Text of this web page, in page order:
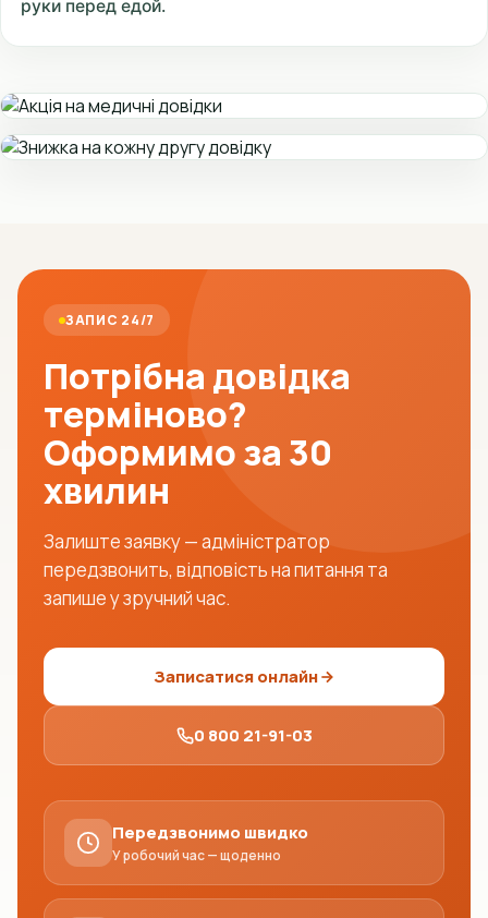
руки перед едой.
ЗАПИС 24/7
Потрібна довідка
терміново?
Оформимо за 30
хвилин
Залиште заявку — адміністратор
передзвонить, відповість на питання та
запише у зручний час.
Записатися онлайн
0 800 21-91-03
Передзвонимо швидко
У робочий час — щоденно